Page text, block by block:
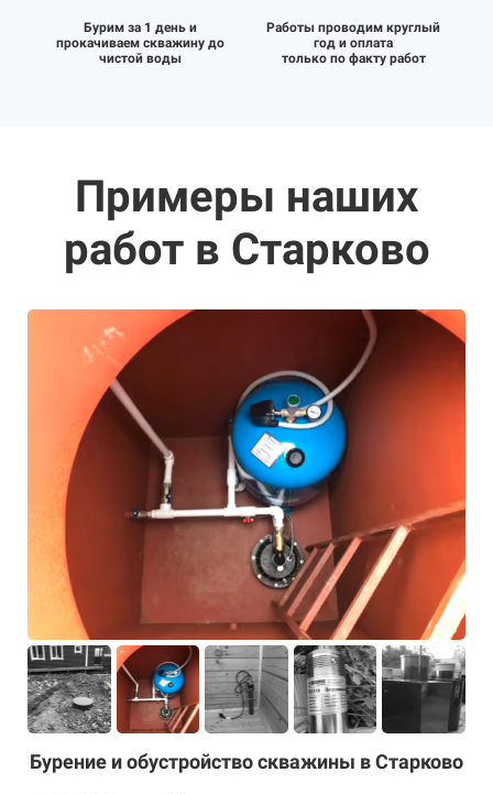
Бурим за 1 день и
прокачиваем скважину до
чистой воды
Работы проводим круглый
год и оплата
только по факту работ
Примеры наших
работ в Старково
Бурение и обустройство скважины в Старково